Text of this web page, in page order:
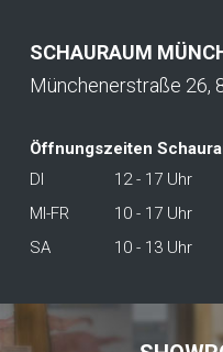
SCHAURAUM
Münchenerstraße 26,
Öffnungszeiten
DI
12 - 17 Uhr
MI-FR
10 - 17 Uhr
SA
10 - 13 Uhr